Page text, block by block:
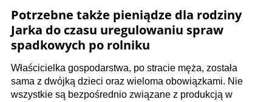
Potrzebne także pieniądze dla rodziny
Jarka do czasu uregulowaniu spraw
spadkowych po rolniku
Właścicielka gospodarstwa, po stracie męża, została
sama z dwójką dzieci oraz wieloma obowiązkami. Nie
wszystkie są bezpośrednio związane z produkcją w